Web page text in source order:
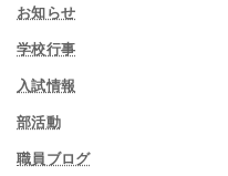
お知らせ
学校行事
入試情報
部活動
職員ブログ